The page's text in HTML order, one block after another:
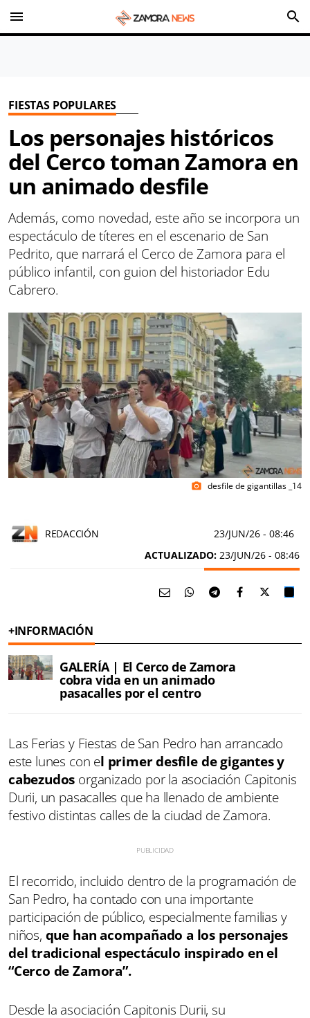
menu search
FIESTAS POPULARES
Los personajes históricos
del Cerco toman Zamora en
un animado desfile
Además, como novedad, este año se incorpora un
espectáculo de títeres en el escenario de San
Pedrito, que narrará el Cerco de Zamora para el
público infantil, con guion del historiador Edu
Cabrero.
photo_camera desfile de gigantillas _14
REDACCIÓN 23/JUN/26 - 08:46
ACTUALIZADO: 23/JUN/26 - 08:46
+INFORMACIÓN
GALERÍA | El Cerco de Zamora
cobra vida en un animado
pasacalles por el centro
Las Ferias y Fiestas de San Pedro han arrancado
este lunes con el primer desfile de gigantes y
cabezudos organizado por la asociación Capitonis
Durii, un pasacalles que ha llenado de ambiente
festivo distintas calles de la ciudad de Zamora.
El recorrido, incluido dentro de la programación de
San Pedro, ha contado con una importante
participación de público, especialmente familias y
niños, que han acompañado a los personajes
del tradicional espectáculo inspirado en el
“Cerco de Zamora”.
Desde la asociación Capitonis Durii, su